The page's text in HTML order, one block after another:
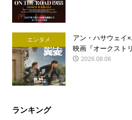
エンタメ
アン・ハサウェイ
映画『オークスト
2026.08.06
ランキング